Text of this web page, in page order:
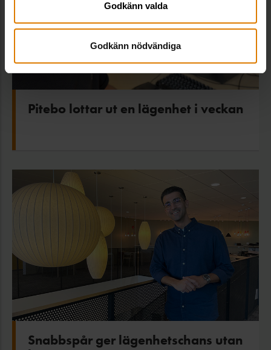
Godkänn valda
Godkänn nödvändiga
Pitebo lottar ut en lägenhet i veckan
Snabbspår ger lägenhetschans utan